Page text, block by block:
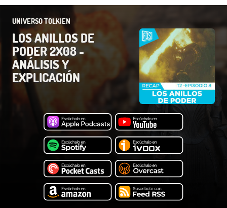
UNIVERSO TOLKIEN
LOS ANILLOS DE
PODER 2X08 -
ANÁLISIS Y
EXPLICACIÓN